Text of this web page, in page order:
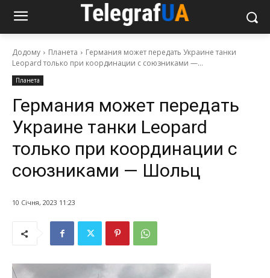
Додому Планета
Германия может передать Украине танки
Leopard только при координации с союзниками —...
Планета
Германия может передать
Украине танки Leopard
только при координации с
союзниками — Шольц
10 Січня, 2023 11:23